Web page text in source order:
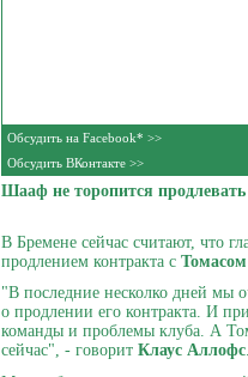
Обсудить на Facebook* >>
Обсудить ВКонтакте >>
Шааф не торопится
В Бремене сейчас считают, что
продлением контракта с
"В последние несколко дней мы
о продлении его контракта. И
команды и проблемы клуба. А
сейчас", - говорит Клаус Аллофс